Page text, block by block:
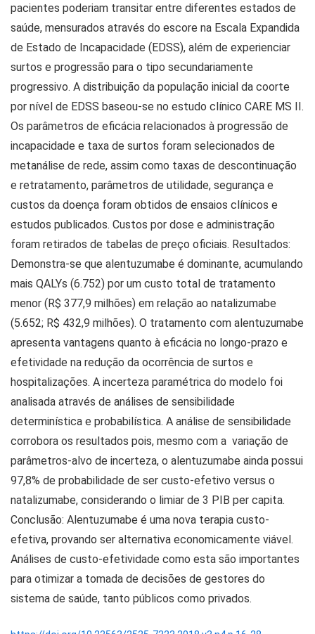
pacientes poderiam transitar entre diferentes estados de
saúde, mensurados através do escore na Escala Expandida
de Estado de Incapacidade (EDSS), além de experienciar
surtos e progressão para o tipo secundariamente
progressivo. A distribuição da população inicial da coorte
por nível de EDSS baseou-se no estudo clínico CARE MS II.
Os parâmetros de eficácia relacionados à progressão de
incapacidade e taxa de surtos foram selecionados de
metanálise de rede, assim como taxas de descontinuação
e retratamento, parâmetros de utilidade, segurança e
custos da doença foram obtidos de ensaios clínicos e
estudos publicados. Custos por dose e administração
foram retirados de tabelas de preço oficiais. Resultados:
Demonstra-se que alentuzumabe é dominante, acumulando
mais QALYs (6.752) por um custo total de tratamento
menor (R$ 377,9 milhões) em relação ao natalizumabe
(5.652; R$ 432,9 milhões). O tratamento com alentuzumabe
apresenta vantagens quanto à eficácia no longo-prazo e
efetividade na redução da ocorrência de surtos e
hospitalizações. A incerteza paramétrica do modelo foi
analisada através de análises de sensibilidade
determinística e probabilística. A análise de sensibilidade
corrobora os resultados pois, mesmo com a variação de
parâmetros-alvo de incerteza, o alentuzumabe ainda possui
97,8% de probabilidade de ser custo-efetivo versus o
natalizumabe, considerando o limiar de 3 PIB per capita.
Conclusão: Alentuzumabe é uma nova terapia custo-
efetiva, provando ser alternativa economicamente viável.
Análises de custo-efetividade como esta são importantes
para otimizar a tomada de decisões de gestores do
sistema de saúde, tanto públicos como privados.